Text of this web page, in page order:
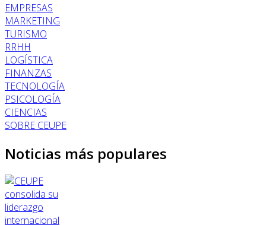
EMPRESAS
MARKETING
TURISMO
RRHH
LOGÍSTICA
FINANZAS
TECNOLOGÍA
PSICOLOGÍA
CIENCIAS
SOBRE CEUPE
Noticias más populares